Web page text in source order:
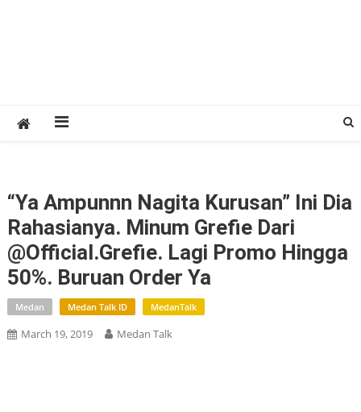
“Ya Ampunnn Nagita Kurusan” Ini Dia
Rahasianya. Minum Grefie Dari
@official.grefie. Lagi Promo Hingga
50%. Buruan Order Ya
Medan Medan Talk ID MedanTalk
March 19, 2019 Medan Talk